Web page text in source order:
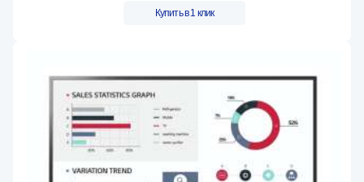
Купить в 1 клик